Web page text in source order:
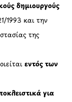
δημιουργούς
1993 και την
της
εντός των
για